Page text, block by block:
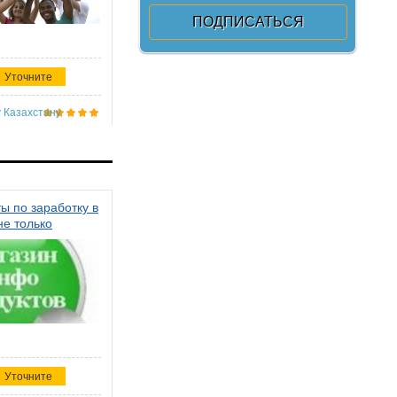
Уточните
Казахстану
по заработку в
только
Уточните